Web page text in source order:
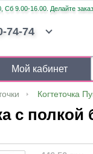
Сб 9.00-16.00. Делайте
74-74
Мой кабинет
Когтеточка
с полкой